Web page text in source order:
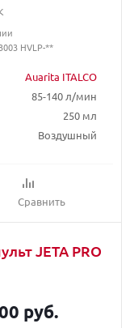
Auarita ITALCO
85-140 л/мин
250 мл
Воздушный
Сравнить
HVLP-**
JETA PRO
руб.